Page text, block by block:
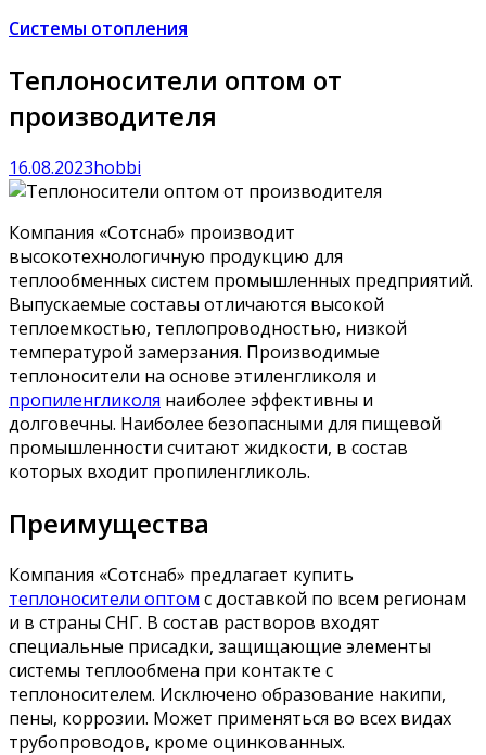
Системы отопления
Теплоносители оптом от
производителя
16.08.2023hobbi
Компания «Сотснаб» производит
высокотехнологичную продукцию для
теплообменных систем промышленных предприятий.
Выпускаемые составы отличаются высокой
теплоемкостью, теплопроводностью, низкой
температурой замерзания. Производимые
теплоносители на основе этиленгликоля и
пропиленгликоля наиболее эффективны и
долговечны. Наиболее безопасными для пищевой
промышленности считают жидкости, в состав
которых входит пропиленгликоль.
Преимущества
Компания «Сотснаб» предлагает купить
теплоносители оптом с доставкой по всем регионам
и в страны СНГ. В состав растворов входят
специальные присадки, защищающие элементы
системы теплообмена при контакте с
теплоносителем. Исключено образование накипи,
пены, коррозии. Может применяться во всех видах
трубопроводов, кроме оцинкованных.